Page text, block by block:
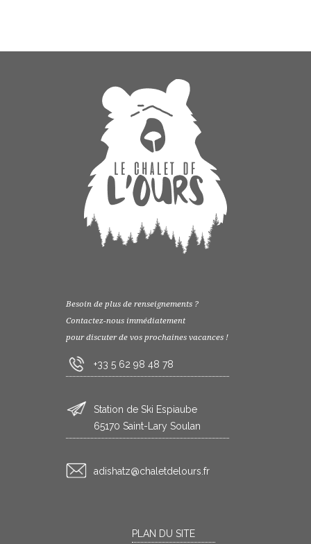
Besoin de plus de renseignements ?
Contactez-nous immédiatement
pour discuter de vos prochaines vacances !
+33 5 62 98 48 78
Station de Ski Espiaube
65170 Saint-Lary Soulan
rf.sruoledtelahc@ztahsida
PLAN DU SITE